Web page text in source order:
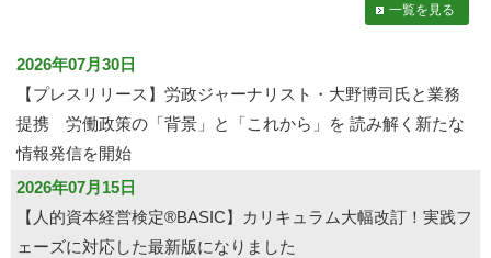
一覧を見る
2026年07月30日
【プレスリリース】労政ジャーナリスト・大野博司氏と業務
提携 労働政策の「背景」と「これから」を 読み解く新たな
情報発信を開始
2026年07月15日
【人的資本経営検定®BASIC】カリキュラム大幅改訂！実践フ
ェーズに対応した最新版になりました